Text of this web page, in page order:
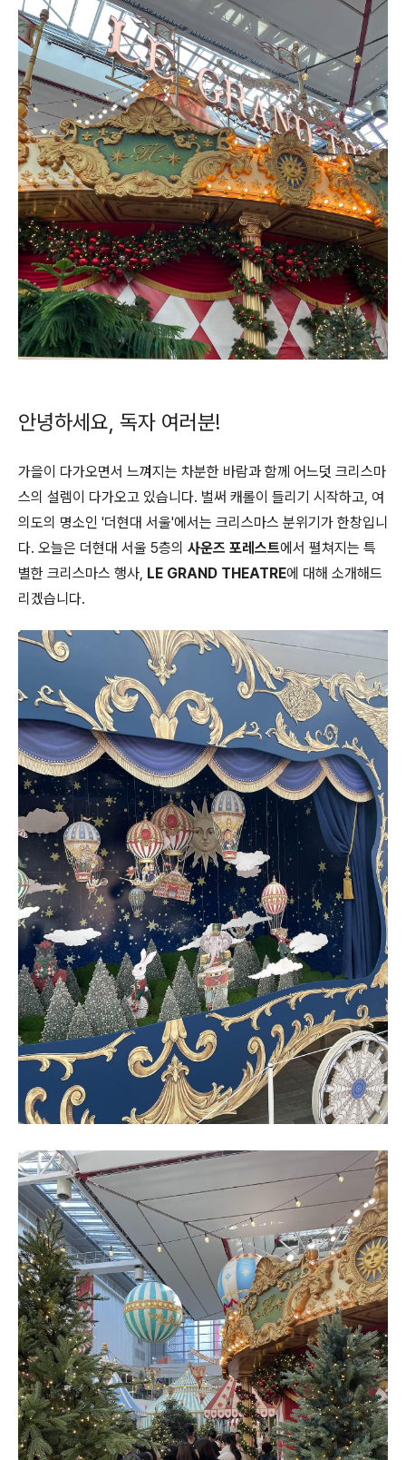
안녕하세요, 독자 여러분!
가을이 다가오면서 느껴지는 차분한 바람과 함께 어느덧 크리스마
스의 설렘이 다가오고 있습니다. 벌써 캐롤이 들리기 시작하고, 여
의도의 명소인 '더현대 서울'에서는 크리스마스 분위기가 한창입니
다. 오늘은 더현대 서울 5층의 사운즈 포레스트에서 펼쳐지는 특
별한 크리스마스 행사, LE GRAND THEATRE에 대해 소개해드
리겠습니다.